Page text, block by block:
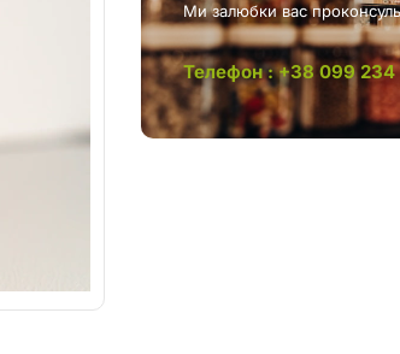
Ми залюбки вас
Телефон : +38 099